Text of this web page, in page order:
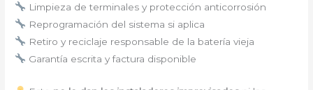
Limpieza de terminales y protección anticorrosión
Reprogramación del sistema si aplica
Retiro y reciclaje responsable de la batería vieja
Garantía escrita y factura disponible